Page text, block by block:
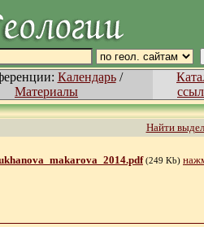
Календарь/
Материалы
Найти
(249 Kb)